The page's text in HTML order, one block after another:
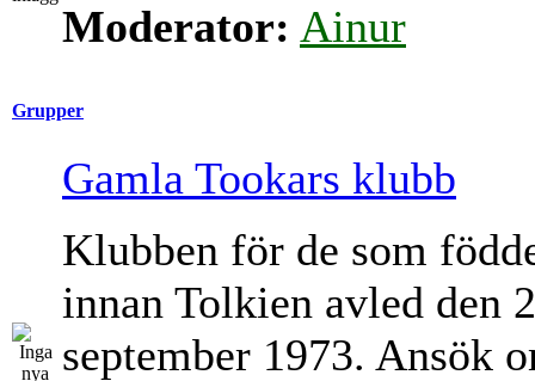
Moderator: Ainur
Grupper
Gamla Tookars klubb
Klubben för de som
innan Tolkien avled den 2
september 1973. Ansök